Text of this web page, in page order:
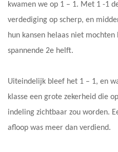
kwamen we op 1 – 1. Met 1 -1
verdediging op scherp, en
hun kansen helaas niet
spannende 2e helft.
Uiteindelijk bleef het 1 – 1, en
klasse een grote zekerheid die
indeling zichtbaar zou worden.
afloop was meer dan verdiend.